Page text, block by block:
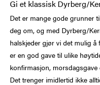
Gi et klassisk Dyrberg/
Det er mange gode grunner
deg om, og med Dyrberg/
halskjeder gjør vi det mulig å
er en god gave til ulike
konfirmasjon,
Det trenger imidlertid ikke